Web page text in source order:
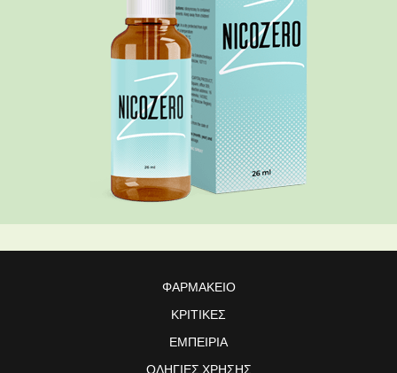
ΦΑΡΜΑΚΕΊΟ
ΚΡΙΤΙΚΈΣ
ΕΜΠΕΙΡΊΑ
ΟΔΗΓΊΕΣ ΧΡΉΣΗΣ